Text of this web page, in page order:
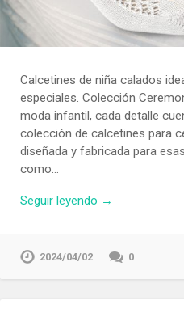
Calcetines de niña calados
especiales. Colección
moda infantil, cada detalle
colección de calcetines para
diseñada y fabricada para
como…
Seguir leyendo →
2024/04/02 0